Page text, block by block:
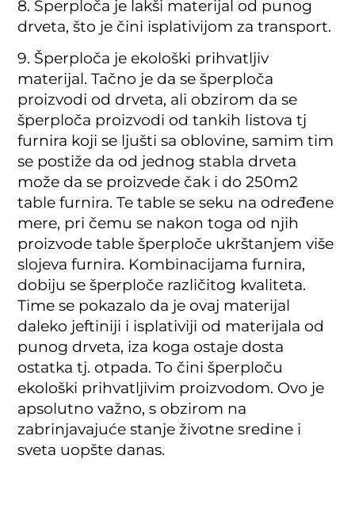
8. Šperploča je lakši materijal od punog
drveta, što je čini isplativijom za transport.
9. Šperploča je ekološki prihvatljiv
materijal. Tačno je da se šperploča
proizvodi od drveta, ali obzirom da se
šperploča proizvodi od tankih listova tj
furnira koji se ljušti sa oblovine, samim tim
se postiže da od jednog stabla drveta
može da se proizvede čak i do 250m2
table furnira. Te table se seku na određene
mere, pri čemu se nakon toga od njih
proizvode table šperploče ukrštanjem više
slojeva furnira. Kombinacijama furnira,
dobiju se šperploče različitog kvaliteta.
Time se pokazalo da je ovaj materijal
daleko jeftiniji i isplativiji od materijala od
punog drveta, iza koga ostaje dosta
ostatka tj. otpada. To čini šperploču
ekološki prihvatljivim proizvodom. Ovo je
apsolutno važno, s obzirom na
zabrinjavajuće stanje životne sredine i
sveta uopšte danas.